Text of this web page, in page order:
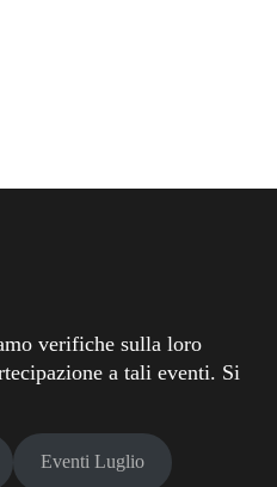
verifiche sulla loro
a tali eventi. Si
Eventi Luglio